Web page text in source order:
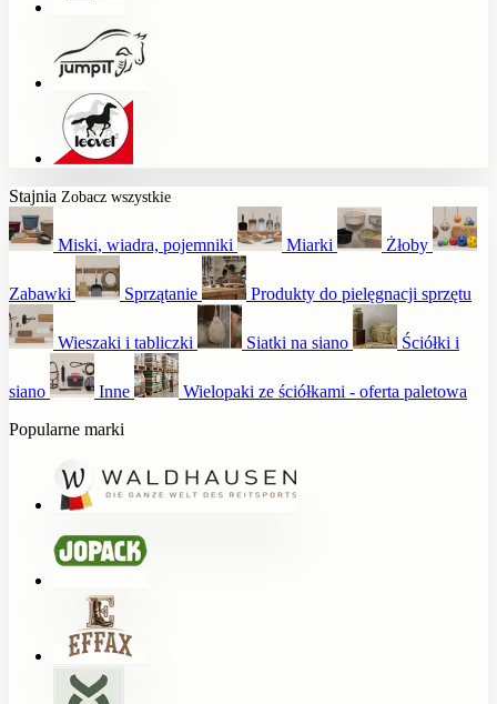
Stajnia Zobacz wszystkie
Miski, wiadra, pojemniki Miarki Żłoby
Zabawki Sprzątanie Produkty do pielęgnacji sprzętu
Wieszaki i tabliczki Siatki na siano Ściółki i
siano Inne
Wielopaki ze ściółkami - oferta paletowa
Popularne marki